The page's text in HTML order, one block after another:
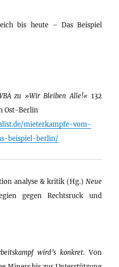
bis heute – Das Beispiel
zu »Wir Bleiben Alle!« 132
Ost-Berlin
mieterkampfe-vom-
beispiel-berlin/
analyse & kritik (Hg.) Neue
gegen Rechtsruck und
wird’s konkret. Von